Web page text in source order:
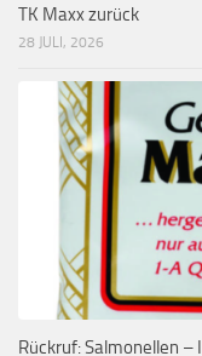
TK Maxx zurück
28 JULI, 2026
Rückruf: Salmonellen –